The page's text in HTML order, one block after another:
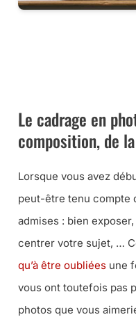
Le cadrage en
composition, de
Lorsque vous avez
peut-être tenu compte
admises : bien
centrer votre sujet, …
qu’à être oubliées une
vous ont toutefois pas
photos que vous